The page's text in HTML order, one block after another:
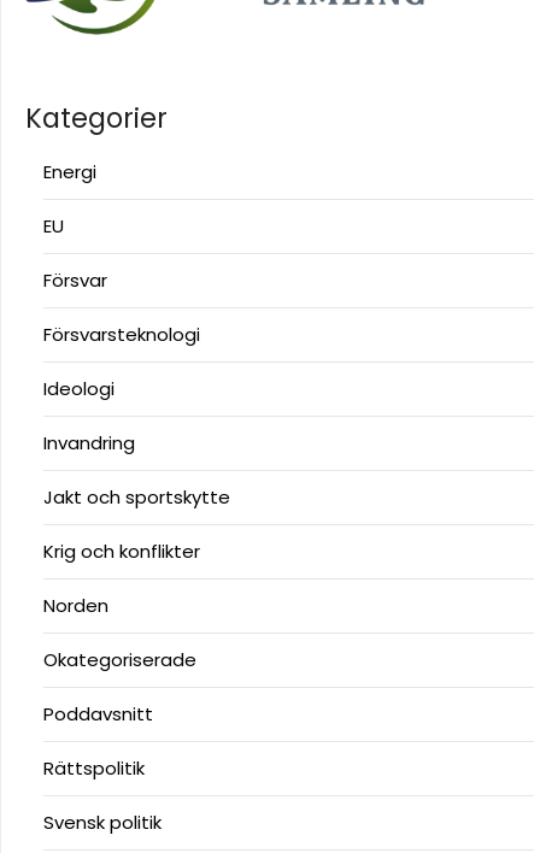
Kategorier
Energi
EU
Försvar
Försvarsteknologi
Ideologi
Invandring
Jakt och sportskytte
Krig och konflikter
Norden
Okategoriserade
Poddavsnitt
Rättspolitik
Svensk politik